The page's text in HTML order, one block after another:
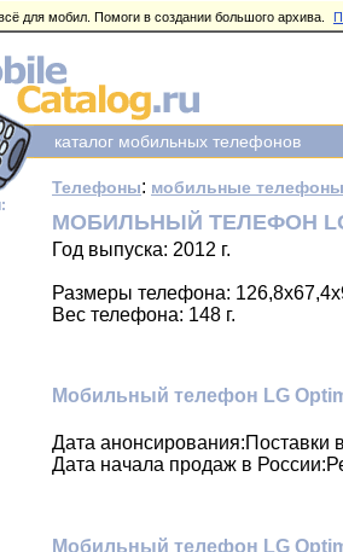
для мобил. Помоги в создании большого архива.
каталог мобильных телефонов
Телефоны: мобильные
МОБИЛЬНЫЙ ТЕЛЕФОН LG
Год выпуска: 2012 г.
Размеры телефона:
Вес телефона: 148 г.
Мобильный телефон LG
Дата анонсирования:Поставки
Дата начала продаж в
Мобильный телефон LG